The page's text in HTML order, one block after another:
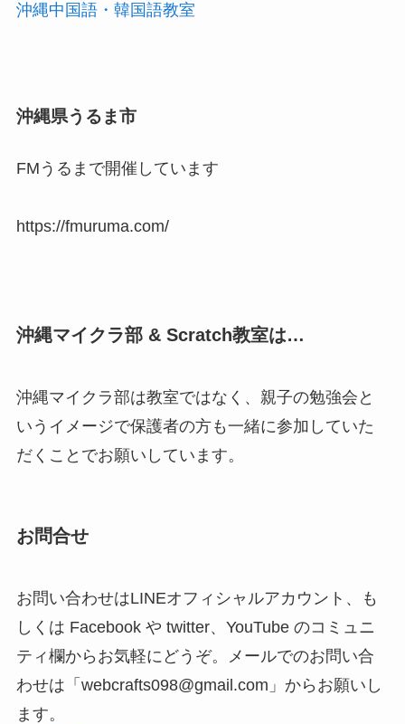
沖縄中国語・韓国語教室
沖縄県うるま市
FMうるまで開催しています
https://fmuruma.com/
沖縄マイクラ部 & Scratch教室は…
沖縄マイクラ部は教室ではなく、親子の勉強会と
いうイメージで保護者の方も一緒に参加していた
だくことでお願いしています。
お問合せ
お問い合わせはLINEオフィシャルアカウント、も
しくは Facebook や twitter、YouTube のコミュニ
ティ欄からお気軽にどうぞ。メールでのお問い合
わせは「webcrafts098@gmail.com」からお願いし
ます。